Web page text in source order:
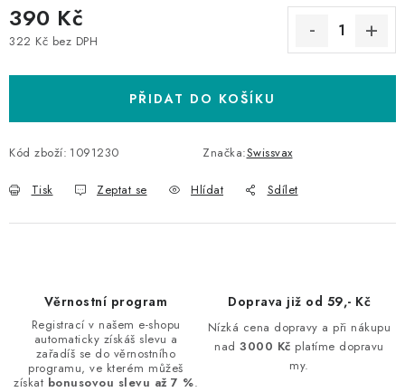
390 Kč
322 Kč bez DPH
PŘIDAT DO KOŠÍKU
Kód zboží: 1091230 Značka:Swissvax
Tisk Zeptat se Hlídat Sdílet
Věrnostní program
Registrací v našem e-shopu
automaticky získáš slevu a
zařadíš se do věrnostního
programu, ve kterém můžeš
získat bonusovou slevu až 7 %.
Doprava již od 59,- Kč
Nízká cena dopravy a při nákupu
nad3000 Kč platíme dopravu
my.